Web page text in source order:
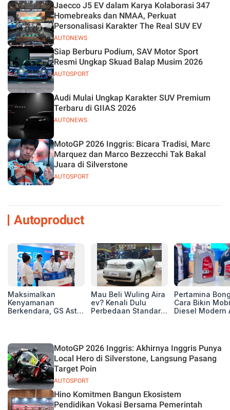
AUTONEWS
Jaecco J5 EV dalam Karya Kolaborasi 347
Homebreaks dan NMAA, Perkuat
Personalisasi Karakter The Real SUV EV
AUTOSPORT
Siap Berburu Podium, SAV Motor Sport
Resmi Ungkap Skuad Balap Musim 2026
AUTONEWS
Audi Mulai Ungkap Karakter SUV Premium
Terbaru di GIIAS 2026
AUTOSPORT
MotoGP 2026 Inggris: Bicara Tradisi, Marc
Marquez dan Marco Bezzecchi Tak Bakal
Juara di Silverstone
Autoproduct
Maksimalkan
Kenyamanan
Berkendara, GS Astra
2026
Mau Beli Wuling Aira
ev? Kenali Dulu
Perbedaan Standard
Pertamina
Cara Bikin
Diesel Modern
AUTOSPORT
MotoGP 2026 Inggris: Akhirnya Inggris Punya
Local Hero di Silverstone, Langsung Pasang
Target Poin
Hino Komitmen Bangun Ekosistem
Pendidikan Vokasi Bersama Pemerintah